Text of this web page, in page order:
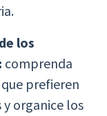
los
comprenda
prefieren
organice los